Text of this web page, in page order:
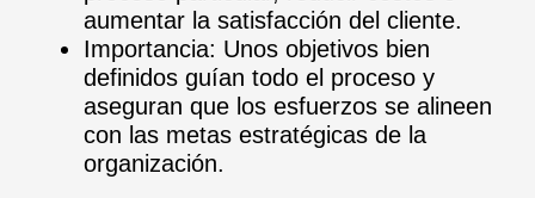
aumentar la satisfacción del cliente.
Importancia: Unos objetivos bien
definidos guían todo el proceso y
aseguran que los esfuerzos se alineen
con las metas estratégicas de la
organización.